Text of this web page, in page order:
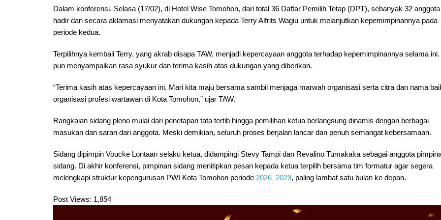
Dalam konferensi. Selasa (17/02), di Hotel Wise Tomohon, dari total 36 Daftar Pemilih Tetap (DPT), sebanyak 32 anggota
hadir dan secara aklamasi menyatakan dukungan kepada Terry Alfrits Wagiu untuk melanjutkan kepemimpinannya pada
periode kedua.
Terpilihnya kembali Terry, yang akrab disapa TAW, menjadi kepercayaan anggota terhadap kepemimpinannya selama ini.
pun menyampaikan rasa syukur dan terima kasih atas dukungan yang diberikan.
“Terima kasih atas kepercayaan ini. Mari kita maju bersama sambil menjaga marwah organisasi serta citra dan nama
organisasi profesi wartawan di Kota Tomohon,” ujar TAW.
Rangkaian sidang pleno mulai dari penetapan tata tertib hingga pemilihan ketua berlangsung dinamis dengan berbagai
masukan dan saran dari anggota. Meski demikian, seluruh proses berjalan lancar dan penuh semangat kebersamaan.
Sidang dipimpin Voucke Lontaan selaku ketua, didampingi Stevy Tampi dan Revalino Tumakaka sebagai anggota
sidang. Di akhir konferensi, pimpinan sidang menitipkan pesan kepada ketua terpilih bersama tim formatur agar segera
melengkapi struktur kepengurusan PWI Kota Tomohon periode 2026–2029, paling lambat satu bulan ke depan.
Post Views: 1,854